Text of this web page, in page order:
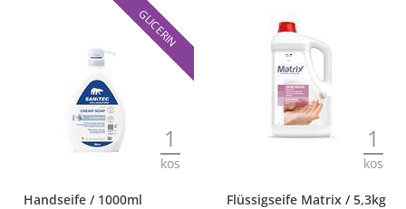
1
kos
GLICERIN
Handseife / 1000ml
1
kos
Flüssigseife Matrix / 5,3kg